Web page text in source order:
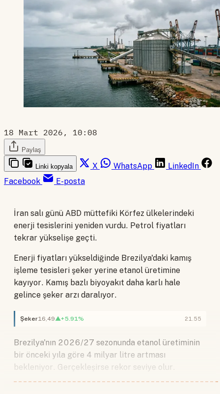
18 Mart 2026, 10:08
Paylaş
Linki kopyala X WhatsApp
LinkedIn
Facebook
E-posta
İran salı günü ABD müttefiki Körfez ülkelerindeki
enerji tesislerini yeniden vurdu. Petrol fiyatları
tekrar yükselişe geçti.
Enerji fiyatları yükseldiğinde Brezilya'daki kamış
işleme tesisleri şeker yerine etanol üretimine
kayıyor. Kamış bazlı biyoyakıt daha karlı hale
gelince şeker arzı daralıyor.
Şeker16,49▲+5.91% 21.55
Brezilya'nın 2026/27 sezonunda etanol üretiminin
bir önceki yıla göre 4 milyar litre artması
bekleniyor. Gerçekleşirse rekor seviye olur.